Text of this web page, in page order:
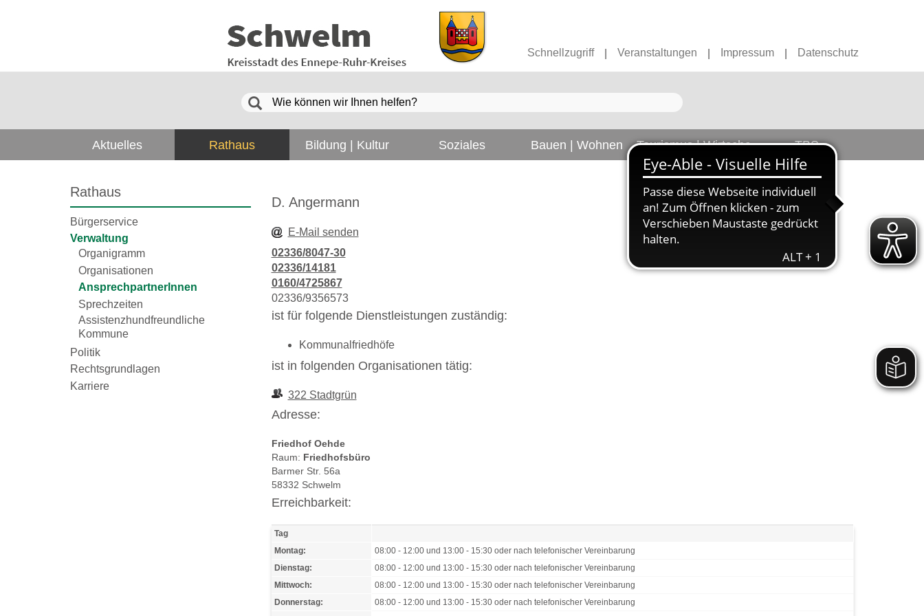
Schnellzugriff Veranstaltungen Impressum Datenschutz
Aktuelles Rathaus Bildung | Kultur Soziales Bauen | Wohnen Tourismus | Wirtschaft TBS
Rathaus
Bürgerservice
Verwaltung
Organigramm
Organisationen
AnsprechpartnerInnen
Sprechzeiten
Assistenzhundfreundliche
Kommune
Politik
Rechtsgrundlagen
Karriere
D. Angermann
E-Mail senden
02336/8047-30
02336/14181
0160/4725867
02336/9356573
ist für folgende Dienstleistungen zuständig:
Kommunalfriedhöfe
ist in folgenden Organisationen tätig:
322 Stadtgrün
Adresse:
Friedhof Oehde
Raum: Friedhofsbüro
Barmer Str. 56a
58332 Schwelm
Erreichbarkeit:
Tag
Montag: 08:00 - 12:00 und 13:00 - 15:30 oder nach telefonischer Vereinbarung
Dienstag: 08:00 - 12:00 und 13:00 - 15:30 oder nach telefonischer Vereinbarung
Mittwoch: 08:00 - 12:00 und 13:00 - 15:30 oder nach telefonischer Vereinbarung
Donnerstag: 08:00 - 12:00 und 13:00 - 15:30 oder nach telefonischer Vereinbarung